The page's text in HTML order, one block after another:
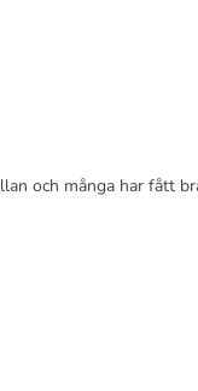
och många har fått